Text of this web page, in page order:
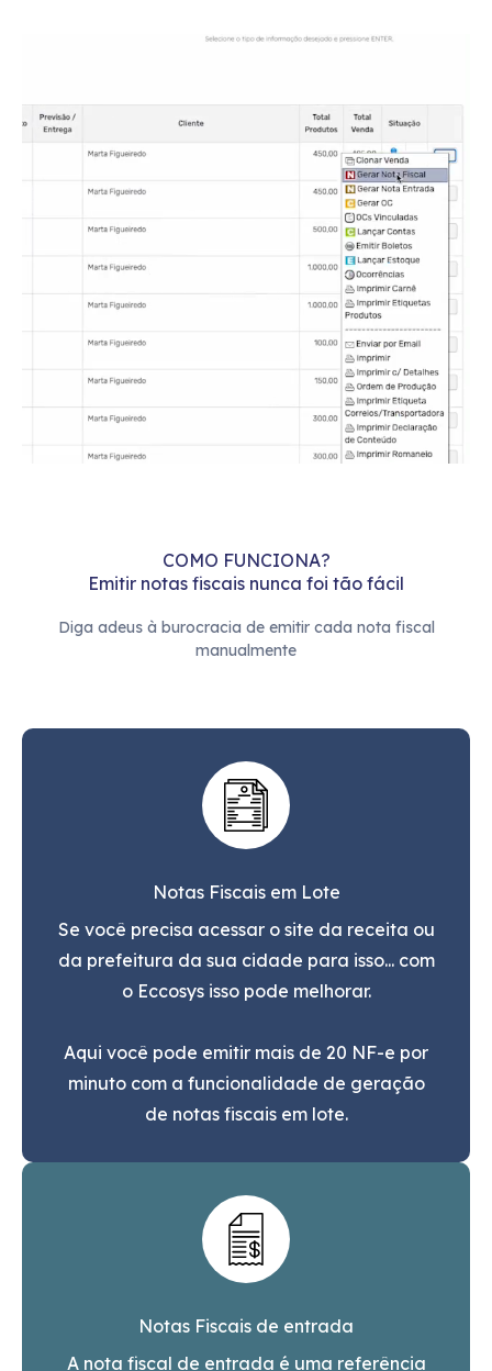
COMO FUNCIONA?
Emitir notas fiscais nunca foi tão fácil
Diga adeus à burocracia de emitir cada nota fiscal
manualmente
Notas Fiscais em Lote
Se você precisa acessar o site da receita ou
da prefeitura da sua cidade para isso... com
o Eccosys isso pode melhorar.
Aqui você pode emitir mais de 20 NF-e por
minuto com a funcionalidade de geração
de notas fiscais em lote.
Notas Fiscais de entrada
A nota fiscal de entrada é uma referência